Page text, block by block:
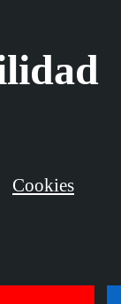
Cookies